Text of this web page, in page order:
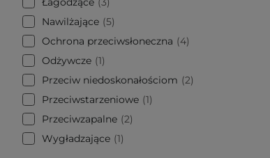
Nawilżające 5
Ochrona przeciwsłoneczna
4
Odżywcze 1
Przeciw niedoskonałościom
2
Przeciwstarzeniowe 1
Przeciwzapalne 2
Wygładzające 1